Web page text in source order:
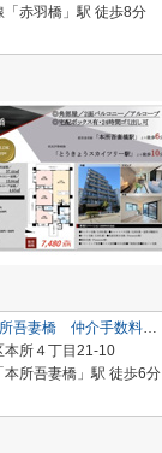
「赤羽橋」駅 徒歩8分
セザール本所吾妻橋 仲介手数料無料＋40万円現金プレゼント中
本所４丁目21-10
本所吾妻橋」駅 徒歩6分